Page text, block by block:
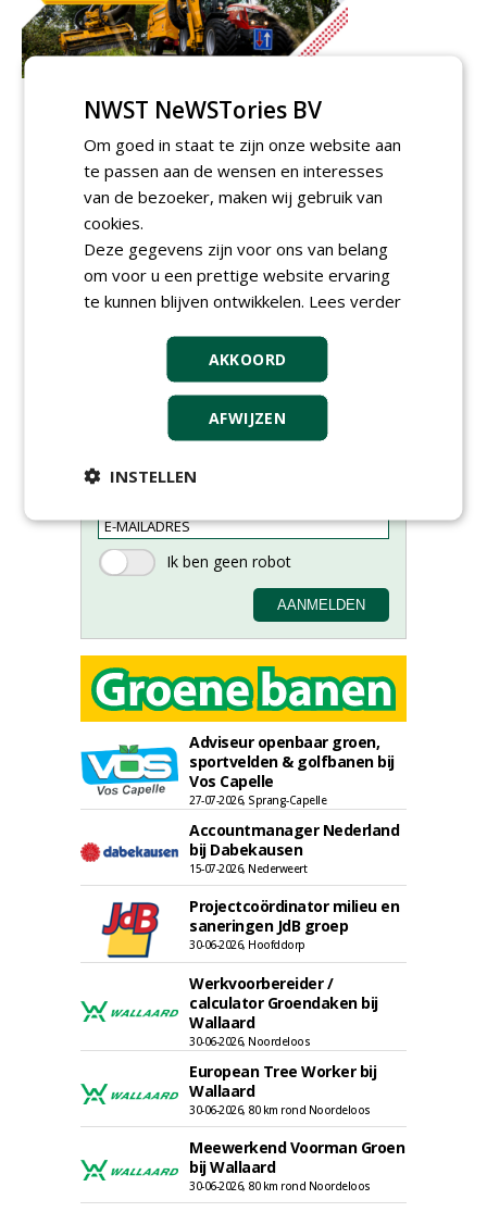
Meld je aan voor onze digitale
Adviseur openbaar groen,
sportvelden & golfbanen bij
Vos Capelle
27-07-2026, Sprang-Capelle
Accountmanager Nederland
bij Dabekausen
15-07-2026, Nederweert
Projectcoördinator milieu en
saneringen JdB groep
30-06-2026, Hoofddorp
Werkvoorbereider /
calculator Groendaken bij
Wallaard
30-06-2026, Noordeloos
European Tree Worker bij
Wallaard
30-06-2026, 80 km rond Noordeloos
Meewerkend Voorman Groen
bij Wallaard
30-06-2026, 80 km rond Noordeloos
NWST NeWSTories BV
Om goed in staat te zijn onze website aan
te passen aan de wensen en interesses
van de bezoeker, maken wij gebruik van
cookies.
Deze gegevens zijn voor ons van belang
om voor u een prettige website ervaring
te kunnen blijven ontwikkelen. Lees verder
AKKOORD
AFWIJZEN
INSTELLEN